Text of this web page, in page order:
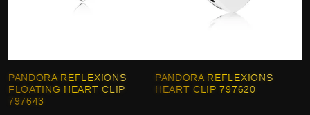
PANDORA REFLEXIONS
FLOATING HEART CLIP
797643
PANDORA REFLEXIONS
HEART CLIP 797620